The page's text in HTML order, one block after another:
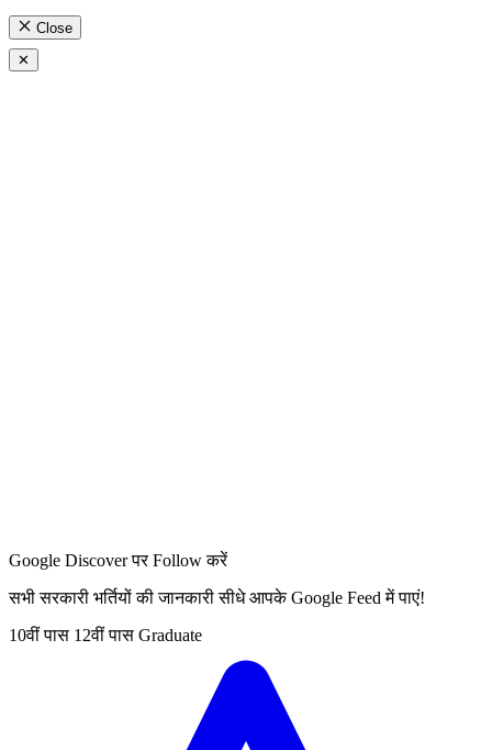
Close
✕
Google Discover पर Follow करें
सभी सरकारी भर्तियों की जानकारी सीधे आपके Google Feed में पाएं!
10वीं पास 12वीं पास Graduate